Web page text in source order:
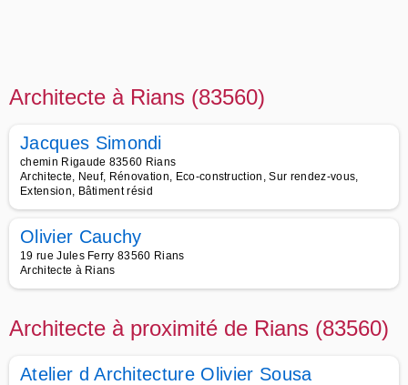
Architecte à Rians (83560)
Jacques Simondi
chemin Rigaude 83560 Rians
Architecte, Neuf, Rénovation, Eco-construction, Sur rendez-vous,
Extension, Bâtiment résid
Olivier Cauchy
19 rue Jules Ferry 83560 Rians
Architecte à Rians
Architecte à proximité de Rians (83560)
Atelier d Architecture Olivier Sousa